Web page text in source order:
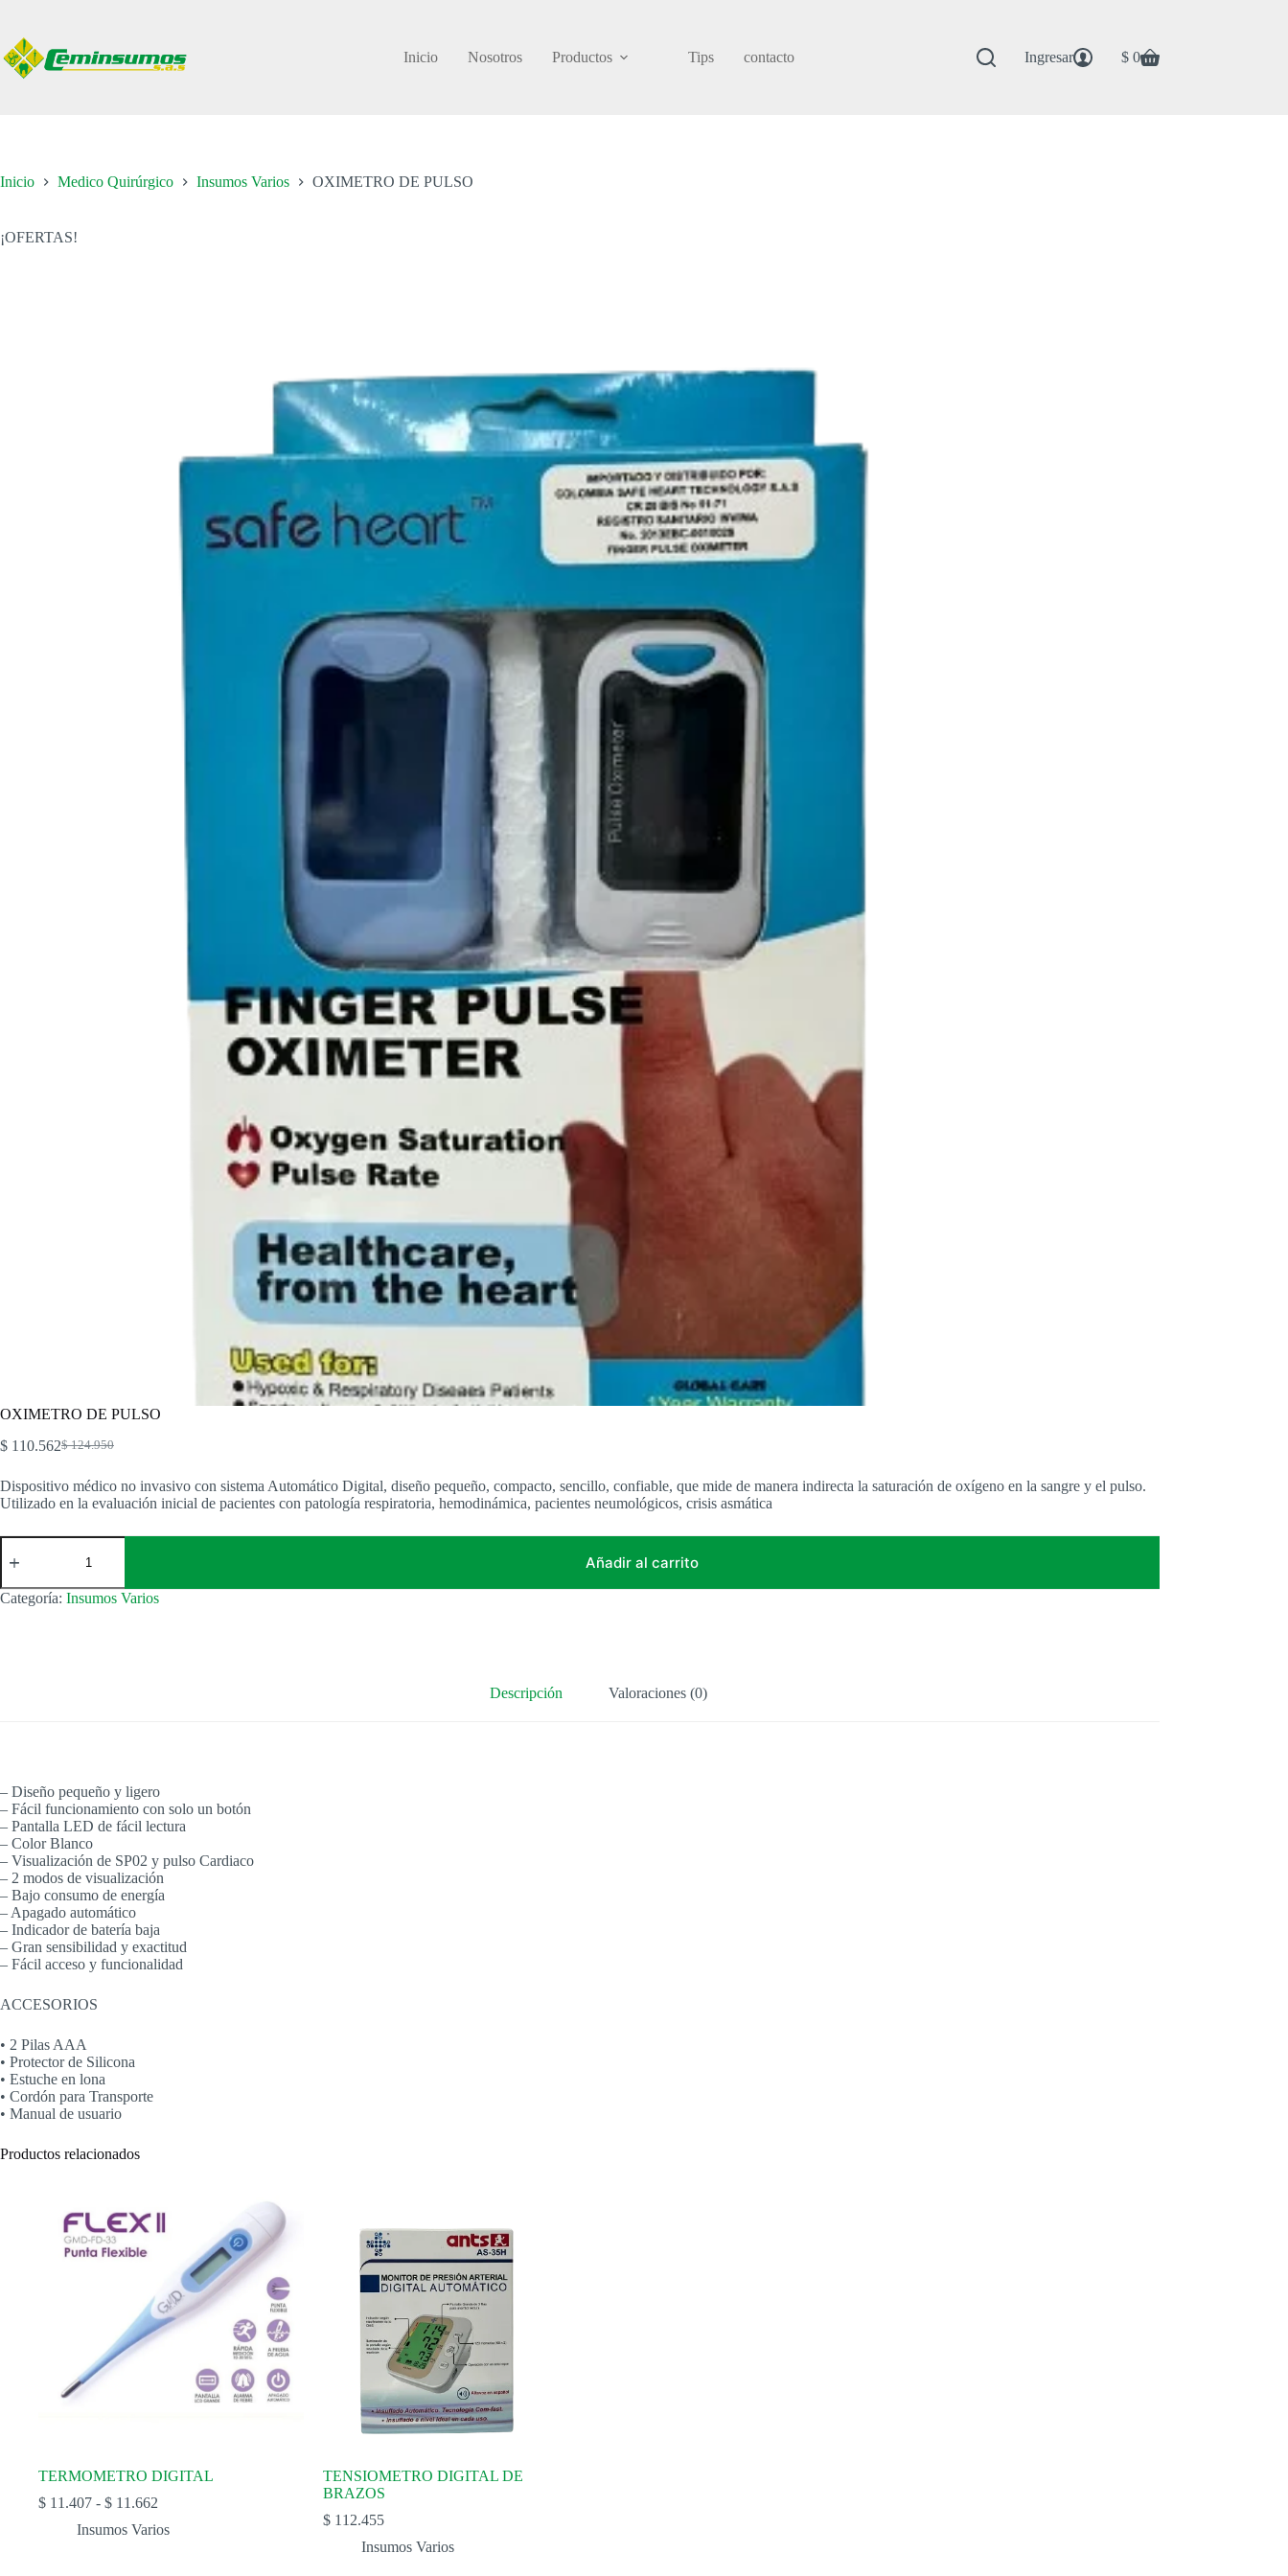
contenido
Inicio
Nosotros Productos Tips contacto Ingresar
Carro
$0
Inicio Medico Quirúrgico Insumos Varios OXIMETRO DE PULSO
¡OFERTAS!
OXIMETRO DE PULSO
$124.950
El
original
era:
$ 110.562El
actual
es:
Dispositivo médico no invasivo con sistema Automático Digital, diseño pequeño, compacto, sencillo, confiable, que mide de manera indirecta la saturación de oxígeno en la sangre y el pulso.
Utilizado en la evaluación inicial de pacientes con patología respiratoria, hemodinámica, pacientes neumológicos, crisis asmática
OXIMETRO
DE
cantidad
Añadir al carrito
Categoría: Insumos Varios
Descripción Valoraciones (0)
– Diseño pequeño y ligero
– Fácil funcionamiento con solo un botón
– Pantalla LED de fácil lectura
– Color Blanco
– Visualización de SP02 y pulso Cardiaco
– 2 modos de visualización
– Bajo consumo de energía
– Apagado automático
– Indicador de batería baja
– Gran sensibilidad y exactitud
– Fácil acceso y funcionalidad
ACCESORIOS
• 2 Pilas AAA
• Protector de Silicona
• Estuche en lona
• Cordón para Transporte
• Manual de usuario
Productos relacionados
TERMOMETRO DIGITAL
$ 11.407 - $ 11.662
precios:
Insumos Varios
TENSIOMETRO DIGITAL DE
BRAZOS
$ 112.455
Insumos Varios